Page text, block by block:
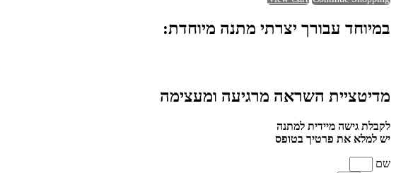
במיוחד עבורך יצרתי מתנה מיוחדת:
מדיטציית השראה מרגיעה ומעצימה
לקבלת גישה מיידית למתנה
יש למלא את פרטיך בטופס
שם